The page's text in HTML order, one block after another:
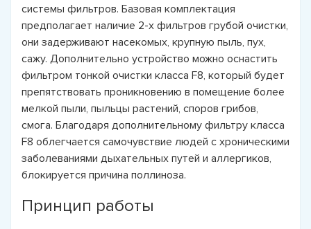
системы фильтров. Базовая комплектация
предполагает наличие 2-х фильтров грубой очистки,
они задерживают насекомых, крупную пыль, пух,
сажу. Дополнительно устройство можно оснастить
фильтром тонкой очистки класса F8, который будет
препятствовать проникновению в помещение более
мелкой пыли, пыльцы растений, споров грибов,
cмога. Благодаря дополнительному фильтру класса
F8 облегчается самочувствие людей с хроническими
заболеваниями дыхательных путей и аллергиков,
блокируется причина поллиноза.
Принцип работы